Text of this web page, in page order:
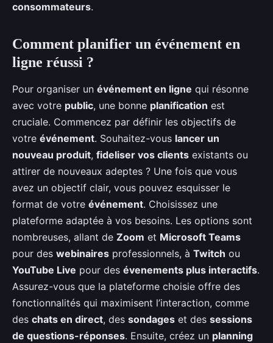
consommateurs.
Comment planifier un événement en
ligne réussi ?
Pour organiser un événement en ligne qui résonne
avec votre public, une bonne planification est
cruciale. Commencez par définir les objectifs de
votre événement. Souhaitez-vous lancer un
nouveau produit, fideliser vos clients existants ou
attirer de nouveaux adeptes ? Une fois que vous
avez un objectif clair, vous pouvez esquisser le
format de votre événement. Choisissez une
plateforme adaptée à vos besoins. Les options sont
nombreuses, allant de Zoom et Microsoft Teams
pour des webinaires professionnels, à Twitch ou
YouTube Live pour des évenements plus interactifs.
Assurez-vous que la plateforme choisie offre des
fonctionnalités qui maximisent l’interaction, comme
des chats en direct, des sondages et des sessions
de questions-réponses. Ensuite, créez un planning